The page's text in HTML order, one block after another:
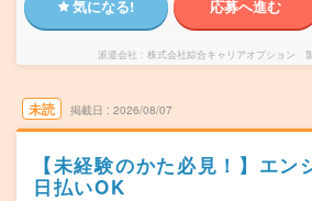
気になる! 応募へ進む
派遣会社 株式会社綜合キャリアオプション
未読 掲載日 2026/08/07
【未経験のかた必見！】エン
日払いOK